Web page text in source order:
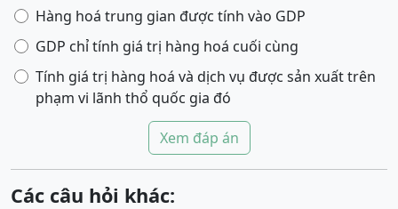
Hàng hoá trung gian được tính vào GDP
GDP chỉ tính giá trị hàng hoá cuối cùng
Tính giá trị hàng hoá và dịch vụ được sản xuất trên
phạm vi lãnh thổ quốc gia đó
Xem đáp án
Các câu hỏi khác: